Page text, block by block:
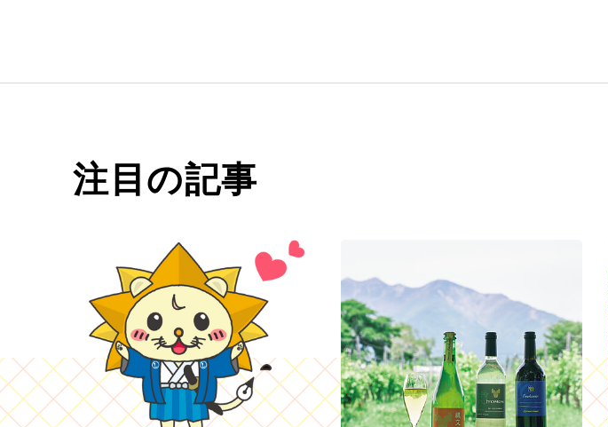
注目の記事